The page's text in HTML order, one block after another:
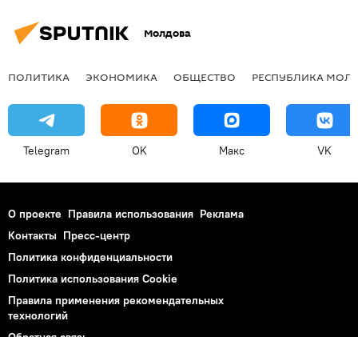
Молдова
ПОЛИТИКА ЭКОНОМИКА ОБЩЕСТВО РЕСПУБЛИКА
Telegram OK Макс VK
О проекте Правила использования Реклама
Контакты Пресс-центр
Политика конфиденциальности
Политика использования Cookie
Правила применения рекомендательных
технологий